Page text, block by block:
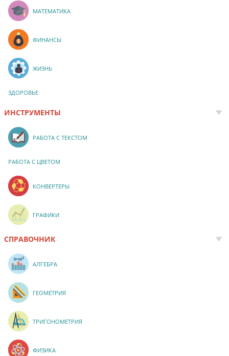
МАТЕМАТИКА
ФИНАНСЫ
ЖИЗНЬ
ЗДОРОВЬЕ
ИНСТРУМЕНТЫ
РАБОТА С ТЕКСТОМ
РАБОТА С ЦВЕТОМ
КОНВЕРТЕРЫ
ГРАФИКИ
СПРАВОЧНИК
АЛГЕБРА
ГЕОМЕТРИЯ
ТРИГОНОМЕТРИЯ
ФИЗИКА